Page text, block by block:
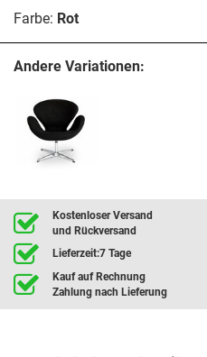
Farbe: Rot
Andere Variationen:
Kostenloser Versand
und Rückversand
Lieferzeit:7 Tage
Kauf auf Rechnung
Zahlung nach Lieferung